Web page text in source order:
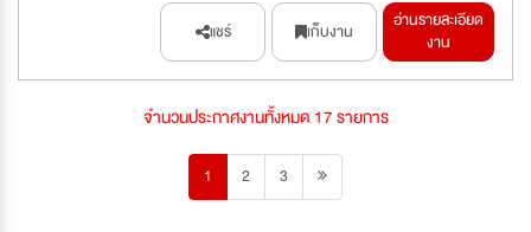
แชร์ เก็บงาน
อ่านรายละเอียด
งาน
จำนวนประกาศงานทั้งหมด 17 รายการ
1 2 3